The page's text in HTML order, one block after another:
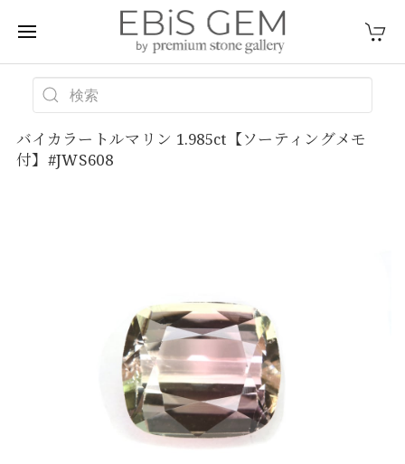
バイカラートルマリン 1.985ct【ソーティングメモ
付】#JWS608